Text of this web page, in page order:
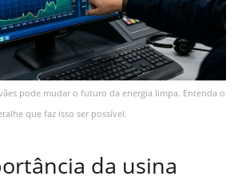
pode mudar o futuro da energia limpa. Entenda o
que faz isso ser possível.
da usina